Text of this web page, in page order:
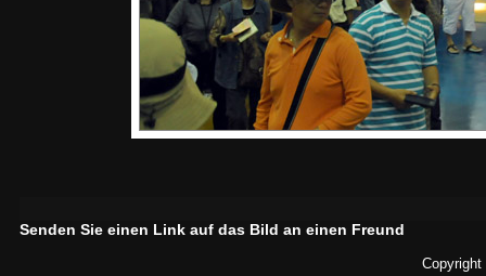
Senden Sie einen Link auf das Bild an einen Freund